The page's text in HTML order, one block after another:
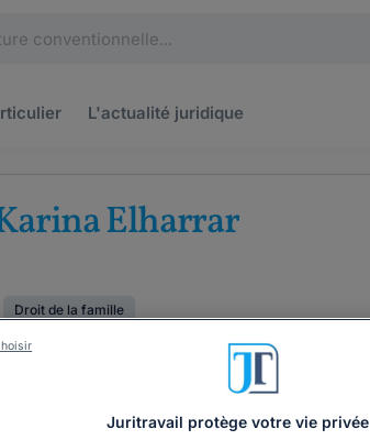
L'actualité juridique
Elharrar
Droit de la famille
Juritravail protège votre vie privée